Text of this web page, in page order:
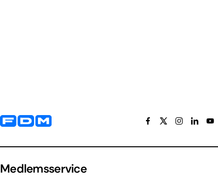
Yderligere information og kontaktoplysninger
Medlemsservice